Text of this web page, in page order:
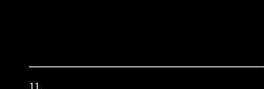
11.